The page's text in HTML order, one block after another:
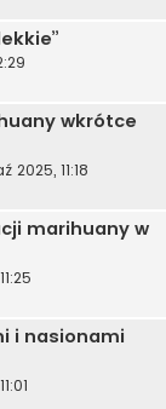
wkrótce
2025, 11:18
marihuany w
i nasionami